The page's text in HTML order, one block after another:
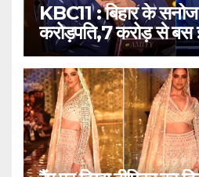
KBC11 : बिहार के
करोड़पति,7 करोड़ से बस